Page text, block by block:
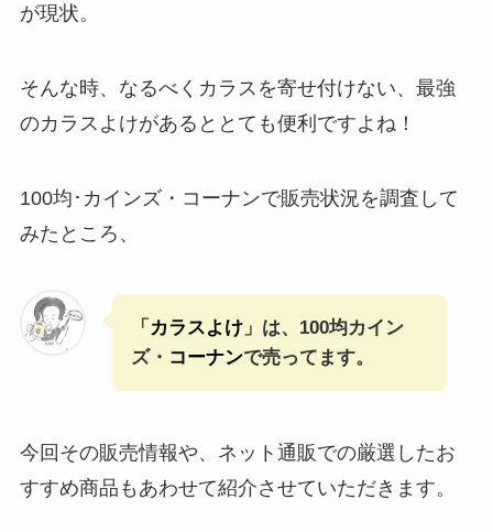
が現状。
そんな時、なるべくカラスを寄せ付けない、最強
のカラスよけがあるととても便利ですよね！
100均･カインズ・コーナンで販売状況を調査して
みたところ、
「 カラスよけ」は、100均カイン
ズ・ コーナンで売ってます。
今回その販売情報や、ネット通販での厳選したお
すすめ商品もあわせて紹介させていただきます。